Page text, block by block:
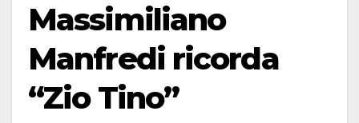
Massimiliano
Manfredi ricorda
“Zio Tino”